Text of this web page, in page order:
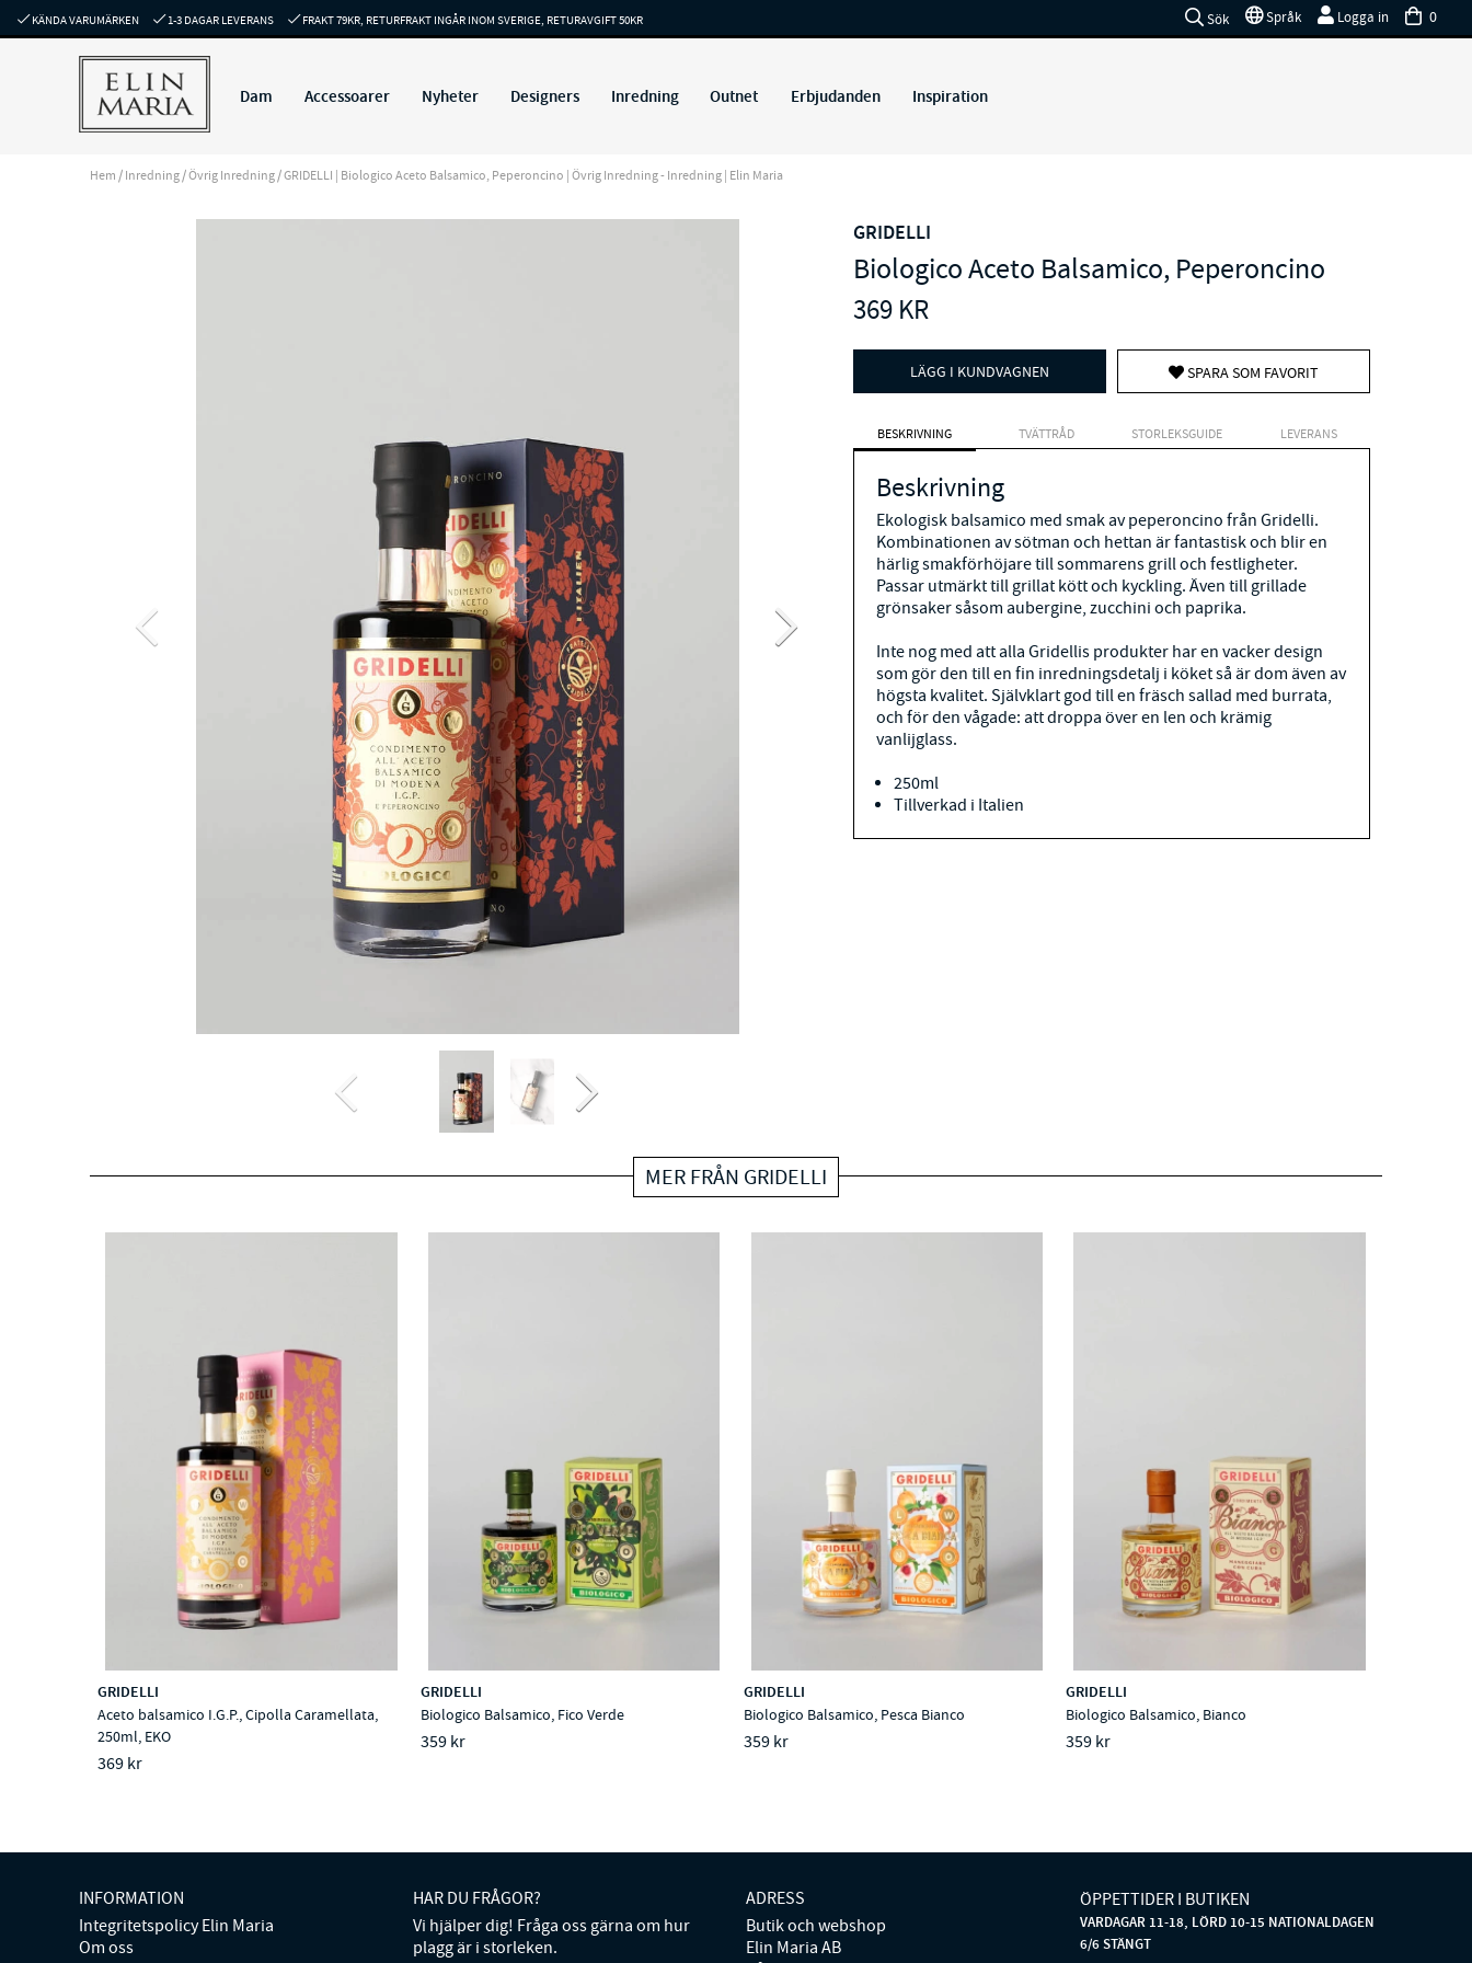
KÄNDA VARUMÄRKEN 1-3 DAGAR LEVERANS FRAKT 79KR, RETURFRAKT INGÅR INOM SVERIGE, RETURAVGIFT 50KR 0
Logga in
Språk
Sök
Dam Accessoarer Nyheter Designers Inredning Outnet Erbjudanden Inspiration
Hem /Inredning/Övrig Inredning/GRIDELLI | Biologico Aceto Balsamico, Peperoncino | Övrig Inredning - Inredning | Elin Maria
GRIDELLI
Biologico Aceto Balsamico, Peperoncino
369KR
LÄGG I KUNDVAGNEN SPARA SOM FAVORIT
BESKRIVNING TVÄTTRÅD STORLEKSGUIDE LEVERANS
Beskrivning
Ekologisk balsamico med smak av peperoncino från Gridelli.
Kombinationen av sötman och hettan är fantastisk och blir en
härlig smakförhöjare till sommarens grill och festligheter.
Passar utmärkt till grillat kött och kyckling. Även till grillade
grönsaker såsom aubergine, zucchini och paprika.
Inte nog med att alla Gridellis produkter har en vacker design
som gör den till en fin inredningsdetalj i köket så är dom även av
högsta kvalitet. Självklart god till en fräsch sallad med burrata,
och för den vågade: att droppa över en len och krämig
vanlijglass.
250ml
Tillverkad i Italien
MER FRÅN GRIDELLI
GRIDELLI
Aceto balsamico I.G.P., Cipolla Caramellata,
250ml, EKO
369 kr
GRIDELLI
Biologico Balsamico, Fico Verde
359 kr
GRIDELLI
Biologico Balsamico, Pesca Bianco
359 kr
GRIDELLI
Biologico Balsamico, Bianco
359 kr
INFORMATION
Integritetspolicy Elin Maria
Om oss
HAR DU FRÅGOR?
Vi hjälper dig! Fråga oss gärna om hur
plagg är i storleken.
ADRESS
Butik och webshop
Elin Maria AB
ÖPPETTIDER I BUTIKEN
VARDAGAR 11-18, LÖRD 10-15 NATIONALDAGEN
6/6 STÄNGT